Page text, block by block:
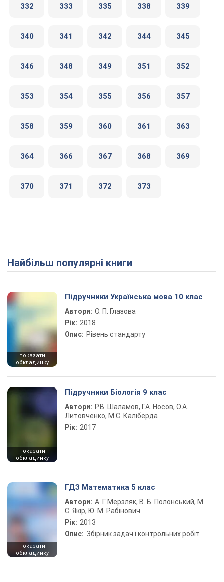
Play Video
332 333 335 338 339
340 341 342 344 345
346 348 349 351 352
353 354 355 356 357
358 359 360 361 363
364 366 367 368 369
370 371 372 373
Найбільш популярні книги
показати
обкладинку
Підручники Українська мова 10 клас
Автори: О. П. Глазова
Рік: 2018
Опис: Рівень стандарту
показати
обкладинку
Підручники Біологія 9 клас
Автори: Р.В. Шаламов, Г.А. Носов, О.А.
Литовченко, М.С. Каліберда
Рік: 2017
показати
обкладинку
ГДЗ Математика 5 клас
Автори: А. Г. Мерзляк, В. Б. Полонський, М.
С. Якір, Ю. М. Рабінович
Рік: 2013
Опис: Збірник задач і контрольних робіт